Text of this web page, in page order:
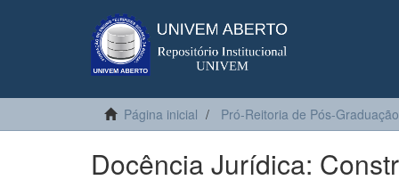
Página inicial Pró-Reitoria de Pós-
Docência Jurídica: